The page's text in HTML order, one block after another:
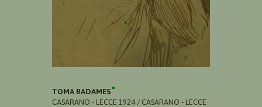
TOMA RADAMES
CASARANO - LECCE 1924 / CASARANO - LECCE